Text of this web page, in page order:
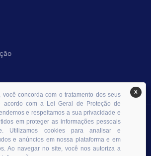
Todos os direitos reservados.
X
você concorda com o tratamento dos seus
acordo com a Lei Geral de Proteção de
e respeitamos a sua privacidade e
em proteger as informações pessoais
Utilizamos cookies para analisar e
e anúncios em nossa plataforma e em
Ao navegar no site, você nos autoriza a